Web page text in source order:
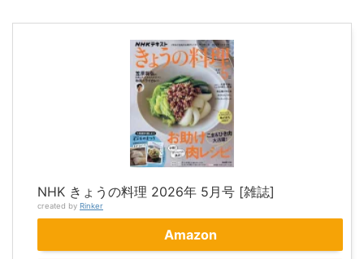
NHK きょうの料理 2026年 5月号 [雑誌]
created by Rinker
Amazon